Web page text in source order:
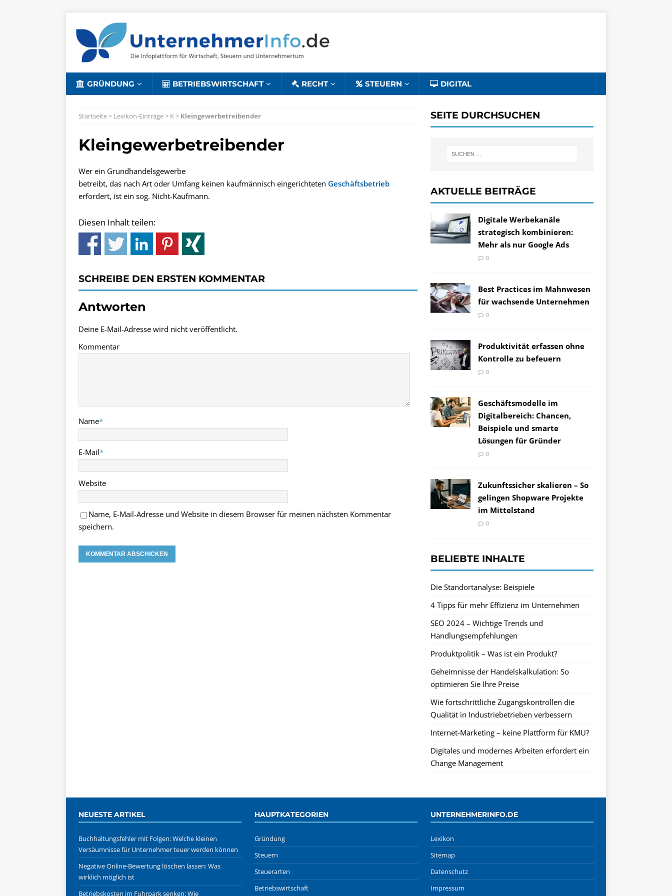
GRÜNDUNG BETRIEBSWIRTSCHAFT RECHT STEUERN DIGITAL
Startseite> Lexikon-Einträge> K> Kleingewerbetreibender
Kleingewerbetreibender
Wer ein Grundhandelsgewerbe
betreibt, das nach Art oder Umfang keinen kaufmännisch eingerichteten Geschäftsbetrieb
erfordert, ist ein sog. Nicht-Kaufmann.
Diesen Inhalt teilen:
SCHREIBE DEN ERSTEN KOMMENTAR
Antworten
Deine E-Mail-Adresse wird nicht veröffentlicht.
Kommentar
Name*
E-Mail*
Website
Name, E-Mail-Adresse und Website in diesem Browser für meinen nächsten Kommentar
speichern.
SEITE DURCHSUCHEN
AKTUELLE BEITRÄGE
Digitale Werbekanäle
strategisch kombinieren:
Mehr als nur Google Ads
0
Best Practices im Mahnwesen
für wachsende Unternehmen
0
Produktivität erfassen ohne
Kontrolle zu befeuern
0
Geschäftsmodelle im
Digitalbereich: Chancen,
Beispiele und smarte
Lösungen für Gründer
0
Zukunftssicher skalieren – So
gelingen Shopware Projekte
im Mittelstand
0
BELIEBTE INHALTE
Die Standortanalyse: Beispiele
4 Tipps für mehr Effizienz im Unternehmen
SEO 2024 – Wichtige Trends und
Handlungsempfehlungen
Produktpolitik – Was ist ein Produkt?
Geheimnisse der Handelskalkulation: So
optimieren Sie Ihre Preise
Wie fortschrittliche Zugangskontrollen die
Qualität in Industriebetrieben verbessern
Internet-Marketing – keine Plattform für KMU?
Digitales und modernes Arbeiten erfordert ein
Change Management
NEUESTE ARTIKEL
Buchhaltungsfehler mit Folgen: Welche kleinen
Versäumnisse für Unternehmer teuer werden können
Negative Online-Bewertung löschen lassen: Was
wirklich möglich ist
Betriebskosten im Fuhrpark senken: Wie
HAUPTKATEGORIEN
Gründung
Steuern
Steuerarten
Betriebswirtschaft
UNTERNEHMERINFO.DE
Lexikon
Sitemap
Datenschutz
Impressum